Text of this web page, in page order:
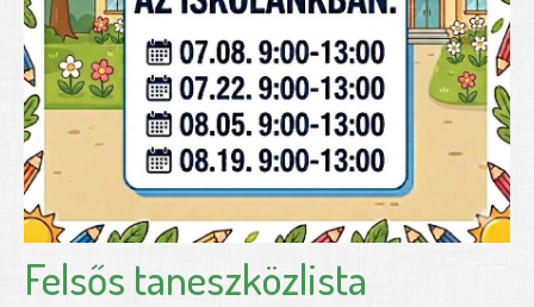
Felsős taneszközlista